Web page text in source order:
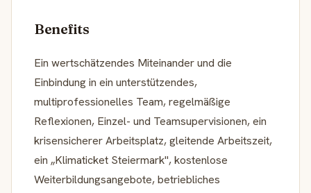
Benefits
Ein wertschätzendes Miteinander und die
Einbindung in ein unterstützendes,
multiprofessionelles Team, regelmäßige
Reflexionen, Einzel- und Teamsupervisionen, ein
krisensicherer Arbeitsplatz, gleitende Arbeitszeit,
ein „Klimaticket Steiermark", kostenlose
Weiterbildungsangebote, betriebliches